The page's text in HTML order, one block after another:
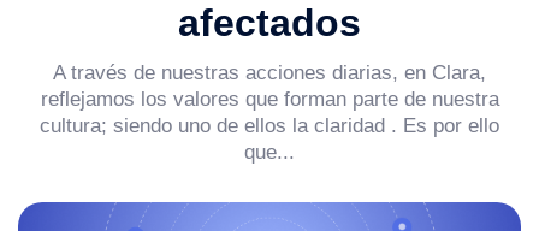
afectados
A través de nuestras acciones diarias, en Clara,
reflejamos los valores que forman parte de nuestra
cultura; siendo uno de ellos la claridad . Es por ello
que...